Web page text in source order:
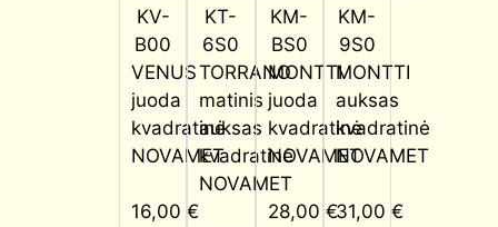
KV-
B00
VENUS
juoda
kvadratinė
NOVAMET
16,00 €
KT-
6S0
TORRANO
matinis
auksas
kvadratinė
NOVAMET
KM-
BS0
MONTTI
juoda
kvadratinė
NOVAMET
28,00 €
KM-
9S0
MONTTI
auksas
kvadratinė
NOVAMET
31,00 €